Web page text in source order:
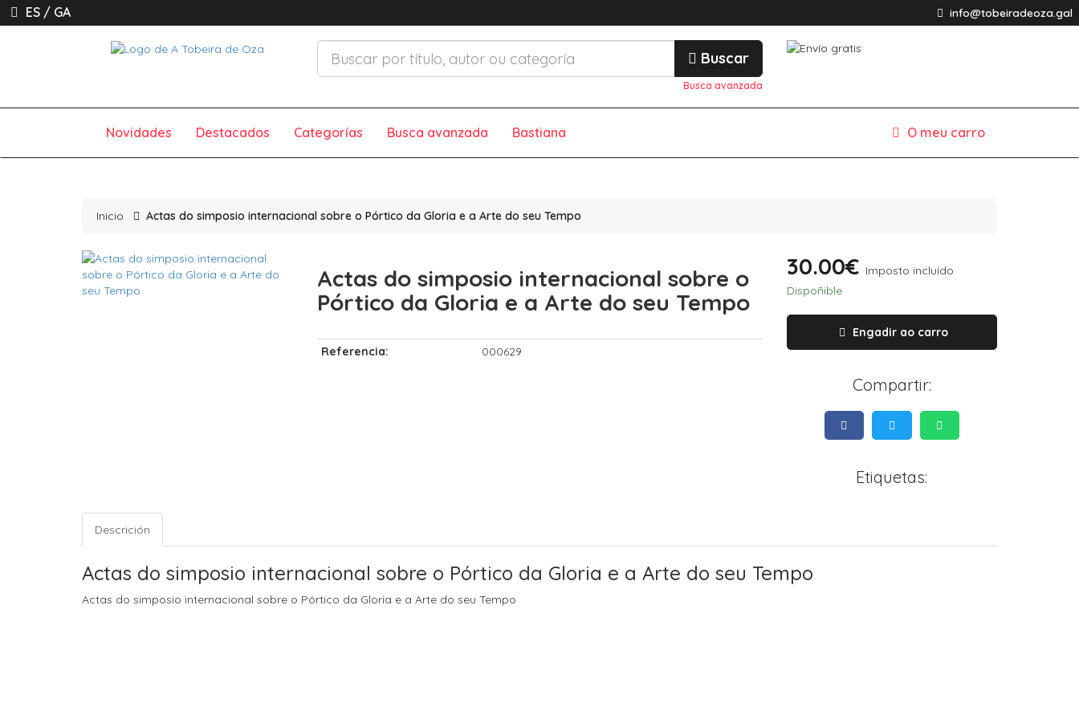
ES / GA info@tobeiradeoza.gal
Buscar
Busca avanzada
Novidades Destacados Categorías Busca avanzada Bastiana O meu carro
Inicio Actas do simposio internacional sobre o Pórtico da Gloria e a Arte do seu Tempo
Actas do simposio internacional sobre o
Pórtico da Gloria e a Arte do seu Tempo
Referencia: 000629
30.00€ Imposto incluído
Dispoñible
Engadir ao carro
Compartir:
Etiquetas:
Descrición
Actas do simposio internacional sobre o Pórtico da Gloria e a Arte do seu Tempo
Actas do simposio internacional sobre o Pórtico da Gloria e a Arte do seu Tempo